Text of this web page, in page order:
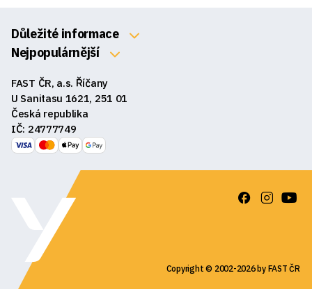
Důležité informace
O nás
Obchodní podmínky
Reklamace a vrácení zboží
GDPR
Nejpopulárnější
Myši
Sluchátka
Reproduktory
Podložky pod myš
FAST ČR, a.s. Říčany
U Sanitasu 1621, 251 01
Česká republika
IČ: 24777749
Copyright © 2002-2026 by FAST ČR